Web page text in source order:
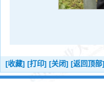
[收藏] [打印] [关闭] [返回顶部]